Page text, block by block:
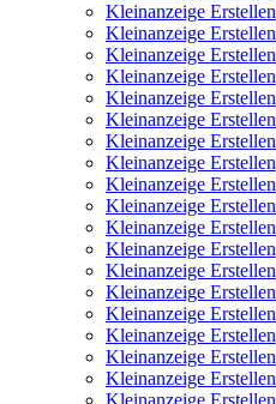
Kleinanzeige Erstellen
Kleinanzeige Erstellen
Kleinanzeige Erstellen
Kleinanzeige Erstellen
Kleinanzeige Erstellen
Kleinanzeige Erstellen
Kleinanzeige Erstellen
Kleinanzeige Erstellen
Kleinanzeige Erstellen
Kleinanzeige Erstellen
Kleinanzeige Erstellen
Kleinanzeige Erstellen
Kleinanzeige Erstellen
Kleinanzeige Erstellen
Kleinanzeige Erstellen
Kleinanzeige Erstellen
Kleinanzeige Erstellen
Kleinanzeige Erstellen
Kleinanzeige Erstellen